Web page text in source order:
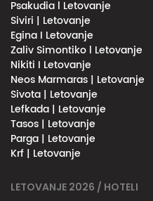
Psakudia l Letovanje
Siviri | Letovanje
Egina I Letovanje
Zaliv Simontiko l Letovanje
Nikiti I Letovanje
Neos Marmaras | Letovanje
Sivota | Letovanje
Lefkada | Letovanje
Tasos | Letovanje
Parga | Letovanje
Krf | Letovanje
LETOVANJE 2026 / HOTELI